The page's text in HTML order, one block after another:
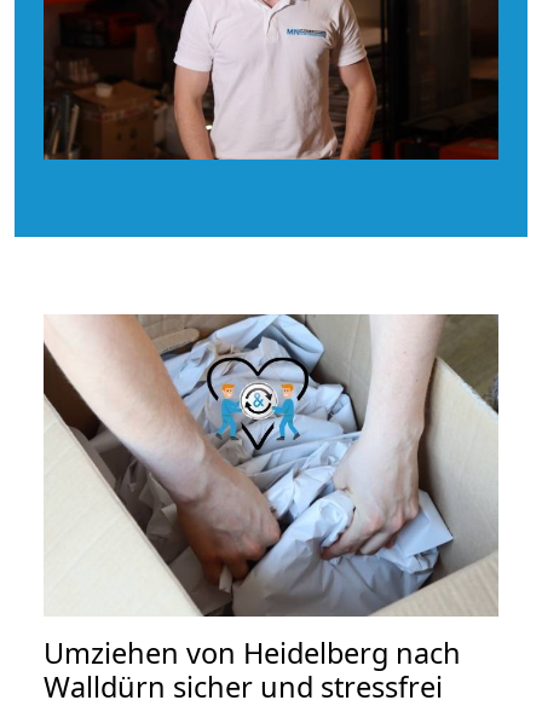
Umziehen von Heidelberg nach
Walldürn sicher und stressfrei